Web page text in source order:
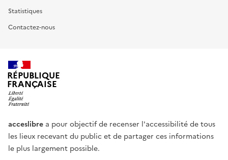
Statistiques
Contactez-nous
RÉPUBLIQUE
FRANÇAISE
acceslibre a pour objectif de recenser l'accessibilité de tous
les lieux recevant du public et de partager ces informations
le plus largement possible.